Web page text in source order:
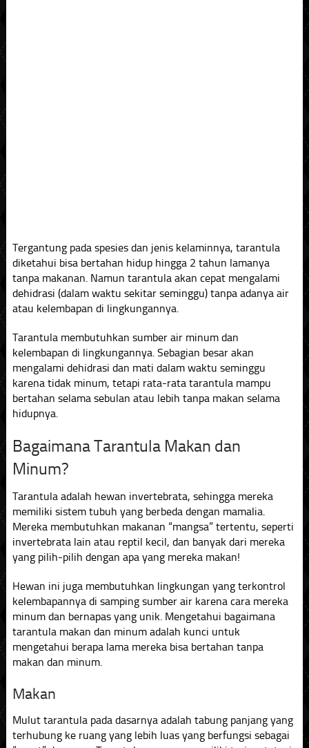
Tergantung pada spesies dan jenis kelaminnya, tarantula
diketahui bisa bertahan hidup hingga 2 tahun lamanya
tanpa makanan. Namun tarantula akan cepat mengalami
dehidrasi (dalam waktu sekitar seminggu) tanpa adanya air
atau kelembapan di lingkungannya.
Tarantula membutuhkan sumber air minum dan
kelembapan di lingkungannya. Sebagian besar akan
mengalami dehidrasi dan mati dalam waktu seminggu
karena tidak minum, tetapi rata-rata tarantula mampu
bertahan selama sebulan atau lebih tanpa makan selama
hidupnya.
Bagaimana Tarantula Makan dan
Minum?
Tarantula adalah hewan invertebrata, sehingga mereka
memiliki sistem tubuh yang berbeda dengan mamalia.
Mereka membutuhkan makanan “mangsa” tertentu, seperti
invertebrata lain atau reptil kecil, dan banyak dari mereka
yang pilih-pilih dengan apa yang mereka makan!
Hewan ini juga membutuhkan lingkungan yang terkontrol
kelembapannya di samping sumber air karena cara mereka
minum dan bernapas yang unik. Mengetahui bagaimana
tarantula makan dan minum adalah kunci untuk
mengetahui berapa lama mereka bisa bertahan tanpa
makan dan minum.
Makan
Mulut tarantula pada dasarnya adalah tabung panjang yang
terhubung ke ruang yang lebih luas yang berfungsi sebagai